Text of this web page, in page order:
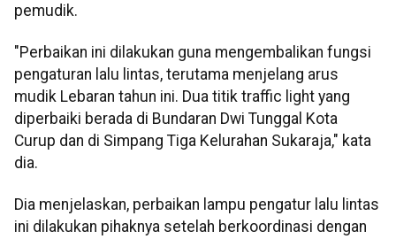
pemudik.
"Perbaikan ini dilakukan guna mengembalikan fungsi
pengaturan lalu lintas, terutama menjelang arus
mudik Lebaran tahun ini. Dua titik traffic light yang
diperbaiki berada di Bundaran Dwi Tunggal Kota
Curup dan di Simpang Tiga Kelurahan Sukaraja," kata
dia.
Dia menjelaskan, perbaikan lampu pengatur lalu lintas
ini dilakukan pihaknya setelah berkoordinasi dengan